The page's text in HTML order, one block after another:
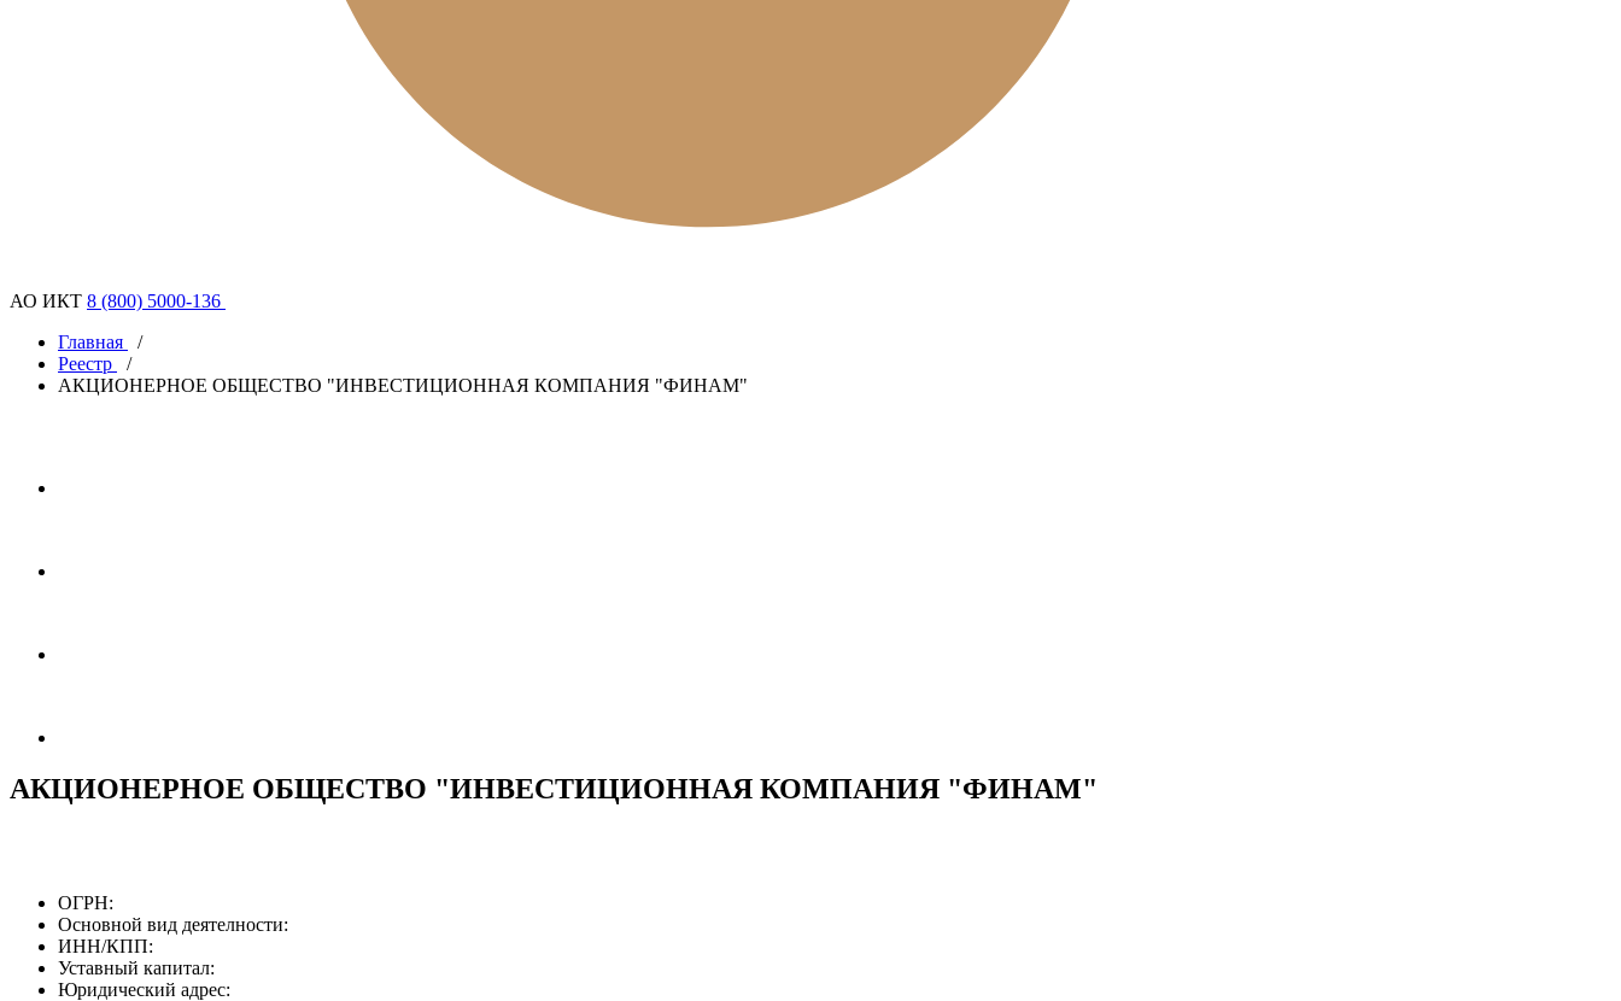
АО ИКТ 8 (800) 5000-136
Главная
/
Реестр
/
АКЦИОНЕРНОЕ ОБЩЕСТВО "ИНВЕСТИЦИОННАЯ КОМПАНИЯ "ФИНАМ"
АКЦИОНЕРНОЕ ОБЩЕСТВО "ИНВЕСТИЦИОННАЯ КОМПАНИЯ "ФИНАМ"
ОГРН:
Основной вид деятелности:
ИНН/КПП:
Уставный капитал:
Юридический адрес: